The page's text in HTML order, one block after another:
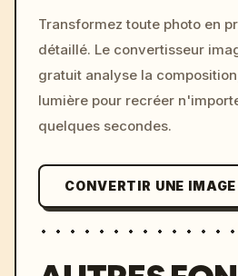
c,
Transformez toute photo en
détaillé. Le convertisseur
gratuit analyse la
lumière pour recréer
quelques secondes.
CONVERTIR UNE